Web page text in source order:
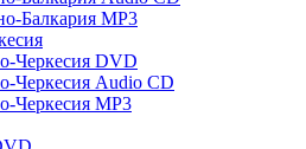
Балкария MP3
Черкесия DVD
Черкесия Audio CD
Черкесия MP3